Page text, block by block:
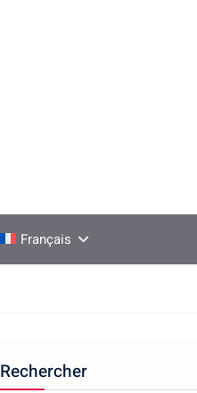
Français
Rechercher